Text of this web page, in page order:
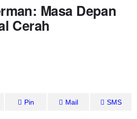
Masa Depan
Cerah
Pin Mail SMS